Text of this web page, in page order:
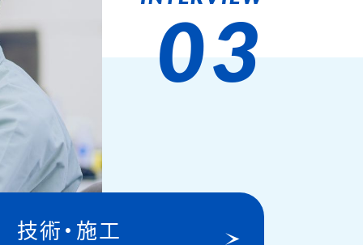
03
技術・施工